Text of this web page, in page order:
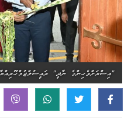
"އިސްރަށްވެހިންގެ ނާދީ"